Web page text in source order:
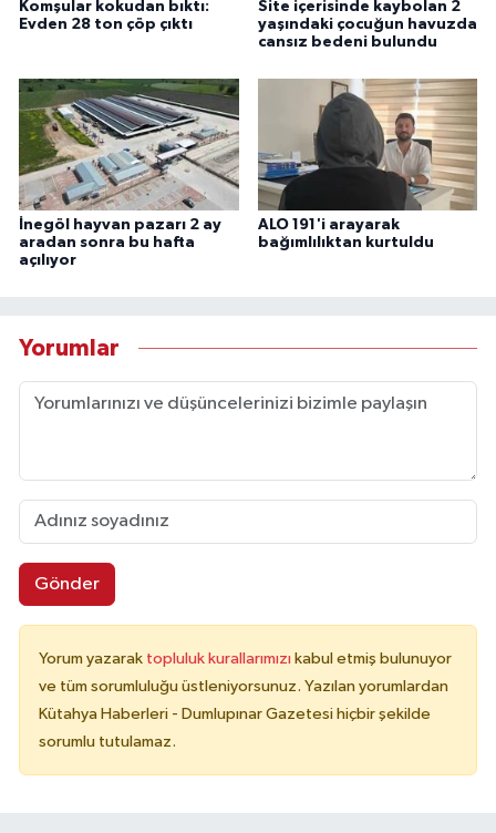
Komşular kokudan bıktı:
Evden 28 ton çöp çıktı
Site içerisinde kaybolan 2
yaşındaki çocuğun havuzda
cansız bedeni bulundu
İnegöl hayvan pazarı 2 ay
aradan sonra bu hafta
açılıyor
ALO 191'i arayarak
bağımlılıktan kurtuldu
Yorumlar
Gönder
Yorum yazarak topluluk kurallarımızı kabul etmiş bulunuyor
ve tüm sorumluluğu üstleniyorsunuz. Yazılan yorumlardan
Kütahya Haberleri - Dumlupınar Gazetesi hiçbir şekilde
sorumlu tutulamaz.